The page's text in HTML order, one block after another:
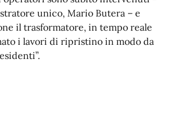
unico, Mario Butera – e
il trasformatore, in tempo reale
i lavori di ripristino in modo da